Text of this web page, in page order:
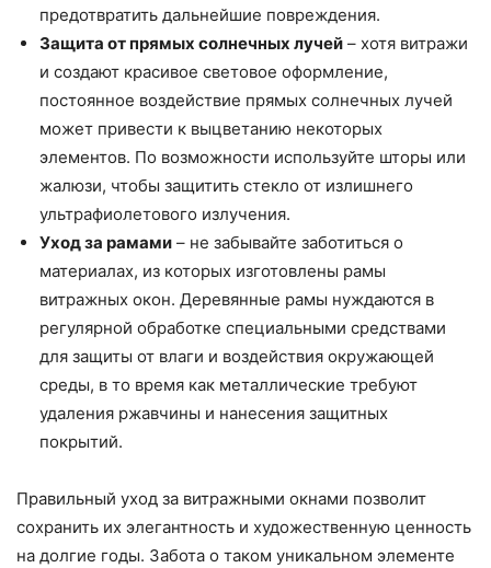
предотвратить дальнейшие повреждения.
Защита от прямых солнечных лучей – хотя витражи
и создают красивое световое оформление,
постоянное воздействие прямых солнечных лучей
может привести к выцветанию некоторых
элементов. По возможности используйте шторы или
жалюзи, чтобы защитить стекло от излишнего
ультрафиолетового излучения.
Уход за рамами – не забывайте заботиться о
материалах, из которых изготовлены рамы
витражных окон. Деревянные рамы нуждаются в
регулярной обработке специальными средствами
для защиты от влаги и воздействия окружающей
среды, в то время как металлические требуют
удаления ржавчины и нанесения защитных
покрытий.
Правильный уход за витражными окнами позволит
сохранить их элегантность и художественную ценность
на долгие годы. Забота о таком уникальном элементе